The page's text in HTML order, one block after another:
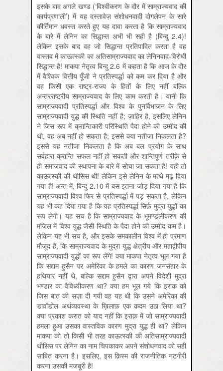
इसके बाद अगले खण्ड (‘विश्वीकरण के दौर में साम्राज्यवाद की
कार्यप्रणाली’) में यह दस्तावेज़ संशोधनवादी दोगलेपन के सारे
कीर्तिमान धवस्त करते हुए यह दावा करता है कि साम्राज्यवाद
के बारे में लेनिन का सिद्धान्त अभी भी सही है (बिन्दु 2.4)!
लेकिन इसके बाद वह जो सिद्धान्त प्रतिपादित करता है वह
वास्तव में काऊत्स्की का अतिसाम्राज्यवाद का लेनिनवाद-विरोधी
सिद्धान्त है! माकपा नेतृत्व बिन्दु 2.6 में कहता है कि आज के दौर
में वैश्विक वित्तीय पूँजी ने प्रतिस्पर्द्धा को कम कर दिया है और
वह किसी एक राष्ट्र-राज्य के हितों के लिए नहीं बल्कि
अन्तरराष्ट्रीय साम्राज्यवाद के लिए काम करती है। यानी कि
साम्राज्यवादी प्रतिस्पर्द्धा और विश्व के पुनर्विभाजन के लिए
साम्राज्यवादी युद्ध की स्थिति नहीं है; ज़ाहिर है, इसलिए लेनिन
ने जिस रूप में क्रान्तिकारी परिस्थिति पैदा होने की उम्मीद की
थी, वह अब नहीं हो सकता है; इससे क्या नतीजा निकलता है?
इससे यह नतीजा निकलता है कि अब बल प्रयोग के साथ
सर्वहारा क्रान्ति सफल नहीं हो सकती और शान्तिपूर्ण तरीक़े से
ही समाजवाद की स्थापना के बारे में सोचा जा सकता है! यही तो
काऊत्स्की की थीसिस थी! लेकिन इसे लेनिन के मत्थे मढ़ दिया
गया है! अन्त में, बिन्दु 2.10 में बस इतना जोड़ दिया गया है कि
साम्राज्यवादी विश्व फिर से प्रतिस्पर्द्धा में पड़ सकता है, लेकिन
यह भी कह दिया गया है कि यह प्रतिस्पर्द्धा सिर्फ़ मुद्रा युद्धों का
रूप लेगी। यह सच है कि साम्राज्यवाद के भूमण्डलीकरण की
मंज़िल में विश्व युद्ध जैसी स्थिति के पैदा होने की उम्मीद कम है।
लेकिन यह भी सच है, और इसके समकालीन विश्व में ही प्रमाण
मौजूद हैं, कि साम्राज्यवाद के मुद्रा युद्ध क्षेत्रीय और महाद्वीपीय
साम्राज्यवादी युद्धों का रूप लेंगे! क्या माकपा नेतृत्व भूल गया है
कि सद्दाम हुसैन पर अमेरिका के हमले का कारण जनसंहार के
हथियार नहीं थे, बल्कि सद्दाम हुसैन द्वारा अपने विदेशी मुद्रा
भण्डार का वैविध्यीकरण था? क्या हम भूल गये कि इराक़ को
जिस बात की सज़ा दी गयी वह यह थी कि उसने अमेरिका की
डावाँडोल अर्थव्यवस्था के ख़िलाफ़ एक क़दम उठा लिया था?
क्या प्रकाश करात को याद नहीं कि इराक़ में जो साम्राज्यवादी
हमला हुआ उसका वास्तविक कारण मुद्रा युद्ध ही था? लेकिन
माकपा को तो किसी भी तरह काऊत्स्की की अतिसाम्राज्यवादी
थीसिस पर लेनिन का नाम चिपकाकर अपने संशोधनवाद को सही
साबित करना है। इसलिए, इस क़िस्म की राजनीतिक नटगीरी
करना उसकी मजबूरी है!